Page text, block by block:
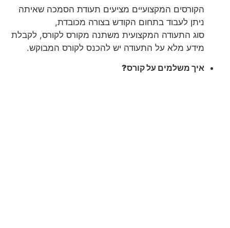
הקורסים המקצועיים מציעים תעודת הסמכה שאיתה
ניתן לעבוד בתחום הקודש בצורה מכובדת,
סוג התעודה המקצועית משתנה מקורס לקורס, לקבלת
מידע מלא על התעודה יש להכנס לקורס המבוקש.
איך משלמים על קורס?